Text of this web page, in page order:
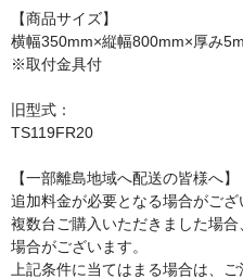
アクセサリー
アクセサリーその他
収納キャビネット・棚・
収納キャビネット・棚
収納キャビネット・棚
紙巻器・トイレットペー
【商品サイズ】
横幅350mm×縦幅800mm×厚み
※取付金具付
旧型式：
TS119FR20
【一部離島地域へ配送の皆様へ】
追加料金が必要となる場合がござ
複数台ご購入いただきました場
場合がございます。
上記条件に当てはまる場合は、